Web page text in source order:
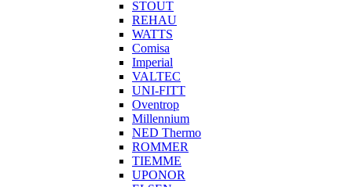
STOUT
REHAU
WATTS
Comisa
Imperial
VALTEC
UNI-FITT
Oventrop
Millennium
NED Thermo
ROMMER
TIEMME
UPONOR